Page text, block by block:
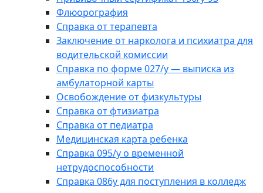
Флюорография
Справка от терапевта
Заключение от нарколога и психиатра для
водительской комиссии
Справка по форме 027/у — выписка из
амбулаторной карты
Освобождение от физкультуры
Справка от фтизиатра
Справка от педиатра
Медицинская карта ребенка
Справка 095/у о временной
нетрудоспособности
Справка 086у для поступления в колледж